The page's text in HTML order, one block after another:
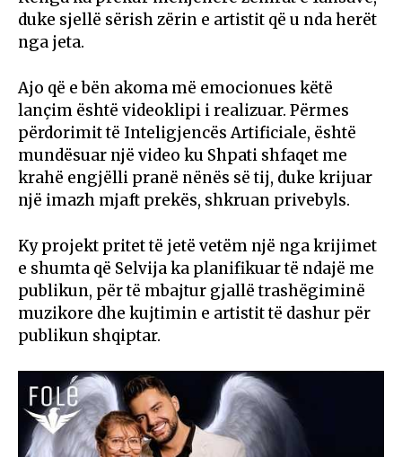
duke sjellë sërish zërin e artistit që u nda herët
nga jeta.
Ajo që e bën akoma më emocionues këtë
lançim është videoklipi i realizuar. Përmes
përdorimit të Inteligjencës Artificiale, është
mundësuar një video ku Shpati shfaqet me
krahë engjëlli pranë nënës së tij, duke krijuar
një imazh mjaft prekës, shkruan privebyls.
Ky projekt pritet të jetë vetëm një nga krijimet
e shumta që Selvija ka planifikuar të ndajë me
publikun, për të mbajtur gjallë trashëgiminë
muzikore dhe kujtimin e artistit të dashur për
publikun shqiptar.